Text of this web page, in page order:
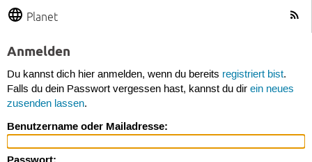
Planet
Anmelden
Du kannst dich hier anmelden, wenn du bereits registriert bist.
Falls du dein Passwort vergessen hast, kannst du dir ein neues
zusenden lassen.
Benutzername oder Mailadresse: